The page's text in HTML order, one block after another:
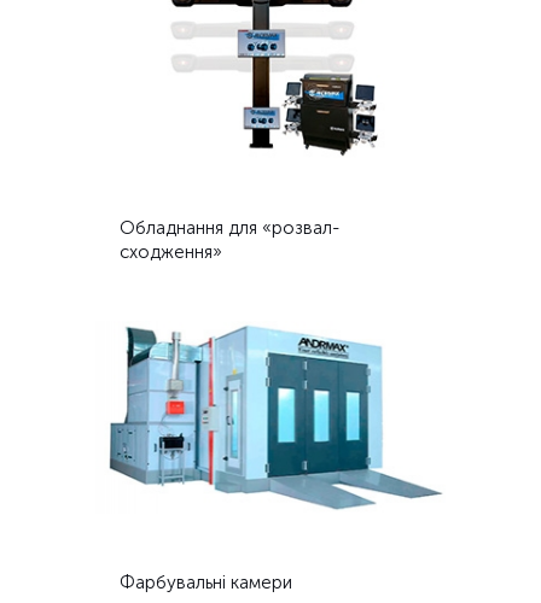
Обладнання для «розвал-
сходження»
Фарбувальні камери